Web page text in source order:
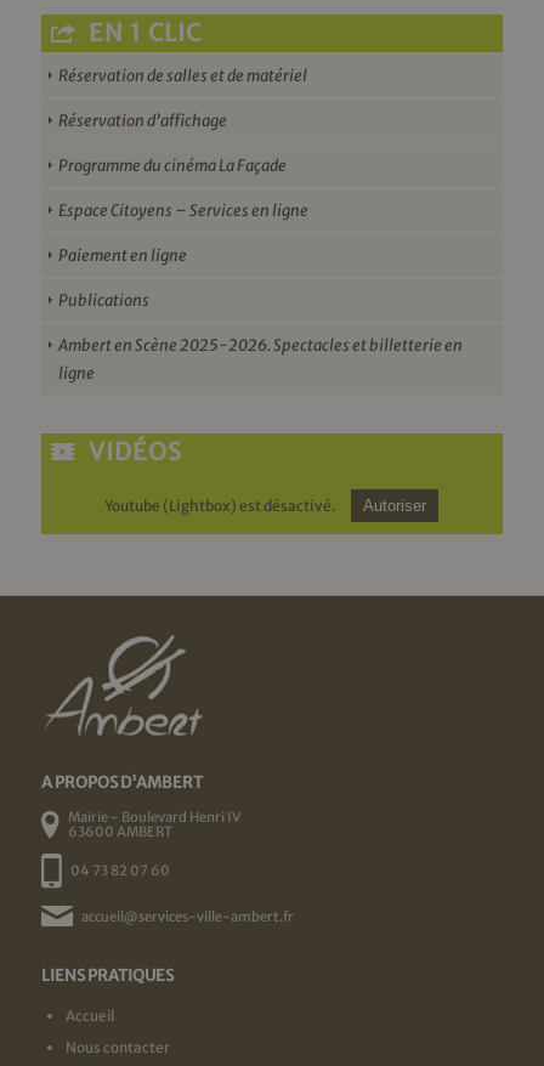
EN 1 CLIC
Réservation de salles et de matériel
Réservation d’affichage
Programme du cinéma La Façade
Espace Citoyens – Services en ligne
Paiement en ligne
Publications
Ambert en Scène 2025-2026. Spectacles et billetterie en
ligne
VIDÉOS
Youtube (Lightbox) est désactivé. Autoriser
A PROPOS D'AMBERT
Mairie - Boulevard Henri IV
63600 AMBERT
04 73 82 07 60
accueil@services-ville-ambert.fr
LIENS PRATIQUES
Accueil
Nous contacter